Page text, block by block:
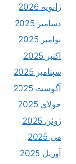
ژانویه 2026
دسامبر 2025
نوامبر 2025
اکتبر 2025
سپتامبر 2025
آگوست 2025
جولای 2025
ژوئن 2025
می 2025
آوریل 2025